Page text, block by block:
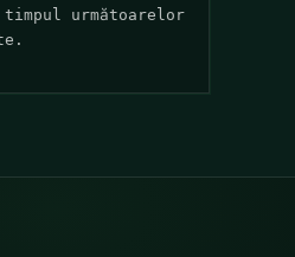
următoarelor